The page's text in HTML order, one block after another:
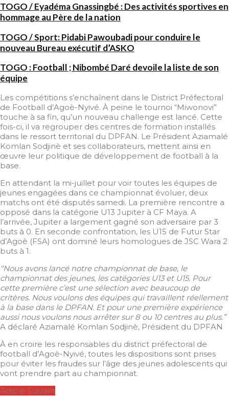
TOGO / Eyadéma Gnassingbé : Des activités sportives en
hommage au Père de la nation
TOGO / Sport: Pidabi Pawoubadi pour conduire le
nouveau Bureau exécutif d’ASKO
TOGO : Football ; Nibombé Daré devoile la liste de son
équipe
Les compétitions s’enchaînent dans le District Préfectoral
de Football d’Agoè-Nyivé. À peine le tournoi “Miwonovi”
touche à sa fin, qu’un nouveau challenge est lancé. Cette
fois-ci, il va regrouper des centres de formation installés
dans le ressort territorial du DPFAN. Le Président Aziamalé
Komlan Sodjinè et ses collaborateurs, mettent ainsi en
œuvre leur politique de développement de football à la
base.
En attendant la mi-juillet pour voir toutes les équipes de
jeunes engagées dans ce championnat évoluer, deux
matchs ont été disputés samedi. La première rencontre a
opposé dans la catégorie U13 Jupiter à CF Maya. A
l’arrivée, Jupiter a largement gagné son adversaire par 3
buts à 0. En seconde confrontation, les U15 de Futur Star
d’Agoè (FSA) ont dominé leurs homologues de JSC Wara 2
buts à 1.
“Nous avons lancé notre championnat de base, le
championnat des jeunes, les catégories U13 et U15. Pour
cette première c’est une sélection avec beaucoup de
critères. Nous voulons des équipes qui travaillent réellement
à la base dans le DPFAN. Et pour une première expérience
aussi nous voulons nous arrêter sur 8 ou 10 centres au plus.”
A déclaré Aziamalé Komlan Sodjinè, Président du DPFAN
À en croire les responsables du district préfectoral de
football d’Agoè-Nyivé, toutes les dispositions sont prises
pour éviter les fraudes sur l’âge des jeunes adolescents qui
vont prendre part au championnat.
Article Suivant